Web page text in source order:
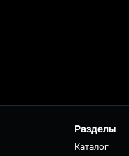
Разделы
Каталог